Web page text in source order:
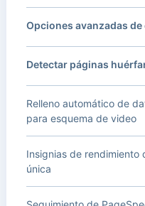
Opciones avanzadas
Detectar páginas
Relleno automático de
para esquema de video
Insignias de rendimiento
única